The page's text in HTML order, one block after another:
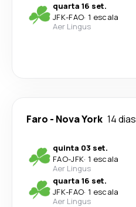
quarta 16 set.
JFK-FAO· 1 escala
Aer Lingus
Faro - Nova York 14 dias
quinta 03 set.
FAO-JFK· 1 escala
Aer Lingus
quarta 16 set.
JFK-FAO· 1 escala
Aer Lingus